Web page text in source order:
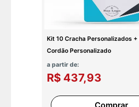
Kit 10 Cracha Personalizados +
Cordão Personalizado
a partir de:
R$ 437,93
Comprar